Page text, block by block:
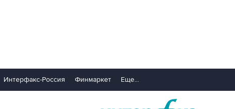
Интерфакс-Россия Финмаркет Еще...